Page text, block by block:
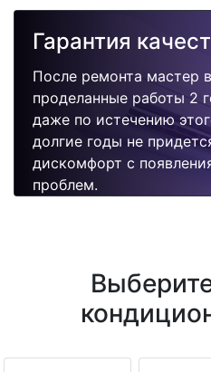
Гарантия
После ремонта мастер
проделанные работы 2
даже по истечению
долгие годы не
дискомфорт с
проблем.